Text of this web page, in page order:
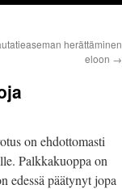
herättäminen
eloon →
on ehdottomasti
Palkkakuoppa on
edessä päätynyt jopa